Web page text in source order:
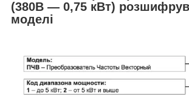
(380В — 0,75 кВт)
моделі